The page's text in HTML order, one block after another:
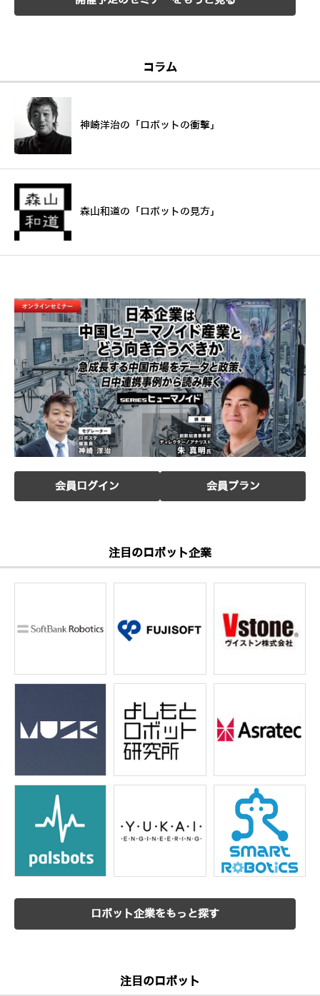
コラム
神崎洋治の「ロボットの衝撃」
森山和道の「ロボットの見方」
会員ログイン 会員プラン
注目のロボット企業
ロボット企業をもっと探す
注目のロボット